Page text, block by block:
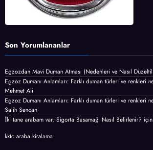
Son Yorumlananlar
Egzozdan Mavi Duman Atması (Nedenleri ve Nasıl
Egzoz Dumanı Anlamları: Farklı duman türleri ve renkleri
Mehmet Ali
Egzoz Dumanı Anlamları: Farklı duman türleri ve renkleri
Salih Sencan
İki tane arabam var, Sigorta Basamağı Nasıl Belirlenir? için
kktc araba kiralama